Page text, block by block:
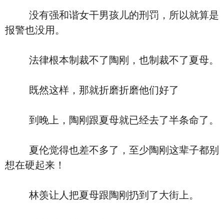
没有强和谐女干男孩儿的刑罚，所以就算是
报警也没用。
法律根本制裁不了陶刚，也制裁不了夏母。
既然这样，那就折磨折磨他们好了
到晚上，陶刚跟夏母就已经去了半条命了。
夏伦觉得也差不多了，至少陶刚这辈子都别
想在硬起来！
林羡让人把夏母跟陶刚扔到了大街上。